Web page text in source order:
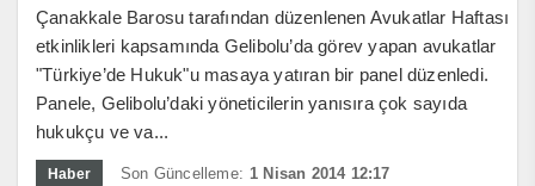
Çanakkale Barosu tarafından düzenlenen Avukatlar Haftası
etkinlikleri kapsamında Gelibolu’da görev yapan avukatlar
"Türkiye’de Hukuk"u masaya yatıran bir panel düzenledi.
Panele, Gelibolu’daki yöneticilerin yanısıra çok sayıda
hukukçu ve va...
Haber Son Güncelleme: 1 Nisan 2014 12:17